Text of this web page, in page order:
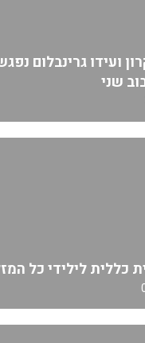
ועידו גרינבלום
שני
כללית לילידי כל